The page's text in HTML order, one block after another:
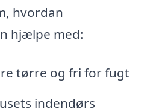
hvordan
hjælpe med:
tørre og fri for fugt
indendørs